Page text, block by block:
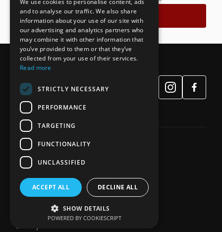
Связаться
65039, 🇺🇦 Україна, м. Одеса
вул. Фонтанська дорога 4а
вул. Соборна 67, офіс 1
+38 (098) 135-64-65
SEO by Site Ok
We use cookies to personalise content, ads
and to analyse our traffic. We also share
information about your use of our site with
our advertising and analytics partners who
may combine it with other information that
you’ve provided to them or that they’ve
collected from your use of their services.
Read more
STRICTLY NECESSARY
PERFORMANCE
TARGETING
FUNCTIONALITY
UNCLASSIFIED
ACCEPT ALL DECLINE ALL
SHOW DETAILS
POWERED BY COOKIESCRIPT